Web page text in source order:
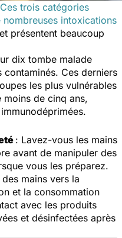
Ces trois catégories
intoxications
présentent beaucoup
dix tombe malade
Ces derniers
les plus vulnérables
moins de cinq ans,
: Lavez-vous les mains
avant de manipuler des
vous les préparez.
mains vers la
et la consommation
avec les produits
et désinfectées après